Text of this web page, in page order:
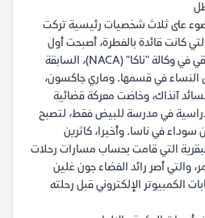
على ثلاث شخصيات رئيسية تركت
كانت قائدة بالفطرة، أصبحت أول
مشرفة أمريكية من أصل أفريقي في وكالة "ناكا" (NACA)، السابقة
النساء في قسمها. وماري جاكسون،
آنذاك، وخاضت معركة قضائية
في مدرسة للبيض فقط، لتصبح
في ناسا. وأخيرا، كاثرين
التي قامت بحساب مسارات رحلات
أبولو 11 إلى القمر، والتي أصر رائد الفضاء جون غلين
الكمبيوتر الإلكتروني قبل رحلته